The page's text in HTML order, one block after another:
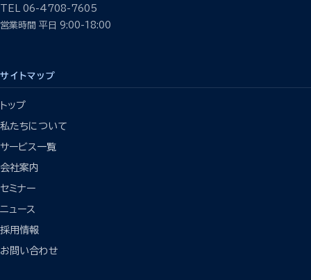
TEL 06-4708-7605
営業時間 平日 9:00-18:00
サイトマップ
トップ
私たちについて
サービス一覧
会社案内
セミナー
ニュース
採用情報
お問い合わせ